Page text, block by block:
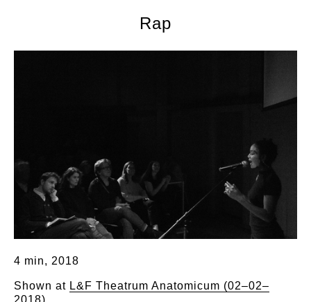
Rap
4 min, 2018
Shown at L&F Theatrum Anatomicum (02–02–
2018)